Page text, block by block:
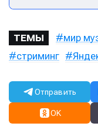
ТЕМЫ мир
стриминг
Отправить
OK